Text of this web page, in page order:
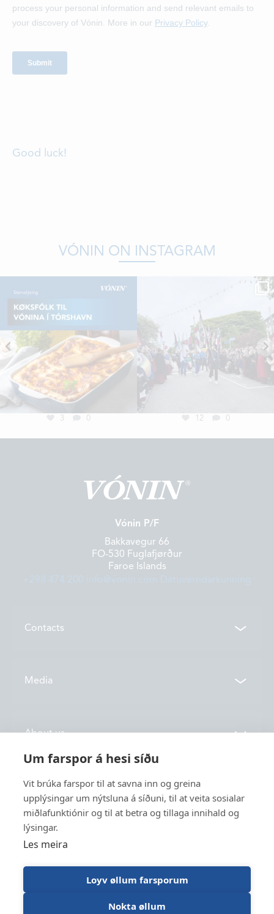
Good luck!
VÓNIN ON INSTAGRAM
3 0 12 0
Vónin P/F
Bakkavegur 66
FO-530 Fuglafjørður
Faroe Islands
Contacts
Media
Catalogues
About us
Innovation
Sustainability
Employment
Service
Fishing
Industry
Trawl Log
Um farspor á hesi síðu
Vit brúka farspor til at savna inn og greina
upplýsingar um nýtsluna á síðuni, til at veita sosialar
miðlafunktiónir og til at betra og tillaga innihald og
lýsingar.
Les meira
Loyv øllum farsporum
Nokta øllum